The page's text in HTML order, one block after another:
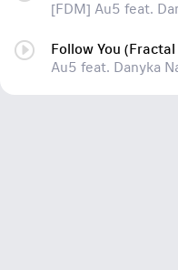
[FDM] Au5 feat.
Follow You
Au5 feat. Danyka